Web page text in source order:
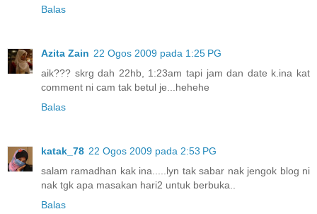
Balas
Azita Zain 22 Ogos 2009 pada 1:25 PG
aik??? skrg dah 22hb, 1:23am tapi jam dan date k.ina kat
comment ni cam tak betul je...hehehe
Balas
katak_78 22 Ogos 2009 pada 2:53 PG
salam ramadhan kak ina.....lyn tak sabar nak jengok blog ni
nak tgk apa masakan hari2 untuk berbuka..
Balas